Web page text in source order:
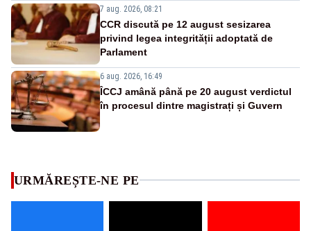
7 aug. 2026, 08:21
CCR discută pe 12 august sesizarea
privind legea integrității adoptată de
Parlament
6 aug. 2026, 16:49
ÎCCJ amână până pe 20 august verdictul
în procesul dintre magistrați și Guvern
URMĂREȘTE-NE PE